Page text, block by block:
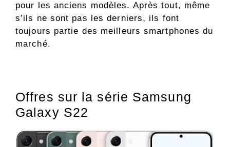
pour les anciens modèles. Après tout, même
s’ils ne sont pas les derniers, ils font
toujours partie des meilleurs smartphones du
marché.
Offres sur la série Samsung
Galaxy S22